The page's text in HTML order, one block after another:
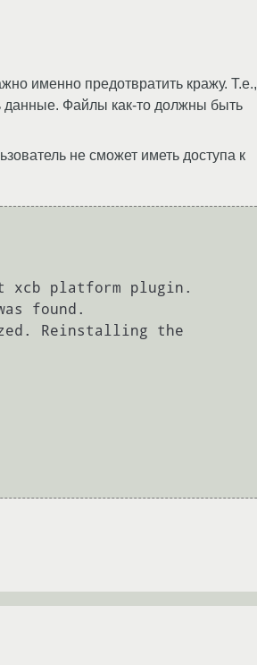
именно предотвратить кражу. Т.е.,
данные. Файлы как-то должны быть
не сможет иметь доступа к
xcb platform plugin.
found.
Reinstalling the